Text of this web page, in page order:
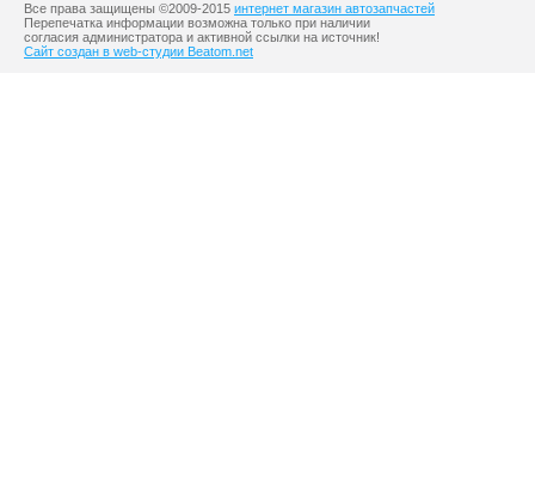
Все права защищены ©2009-2015 интернет магазин автозапчастей
Перепечатка информации возможна только при наличии
согласия администратора и активной ссылки на источник!
Сайт создан в web-студии Beatom.net